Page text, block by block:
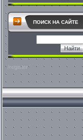
ПОИСК НА САЙТЕ
/register